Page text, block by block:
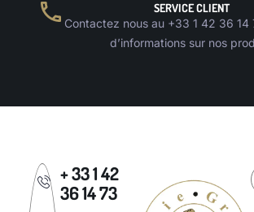
SERVICE CLIENT
Contactez nous au +33 1 42 36 14
d’informations sur nos
+ 33 1 42
36 14 73